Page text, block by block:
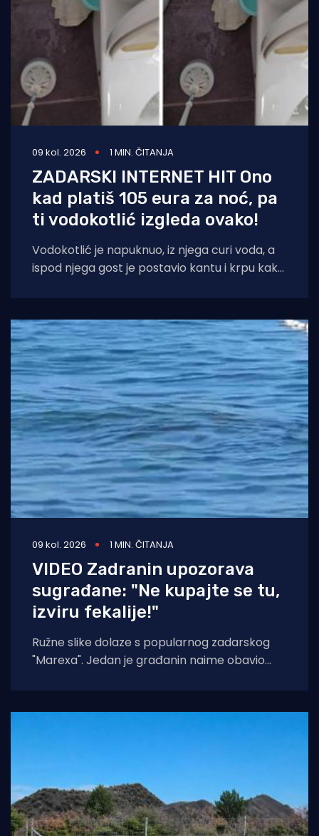
09 kol. 2026 1 MIN. ČITANJA
ZADARSKI INTERNET HIT Ono
kad platiš 105 eura za noć, pa
ti vodokotlić izgleda ovako!
Vodokotlić je napuknuo, iz njega curi voda, a
ispod njega gost je postavio kantu i krpu kako
09 kol. 2026 1 MIN. ČITANJA
VIDEO Zadranin upozorava
sugrađane: "Ne kupajte se tu,
izviru fekalije!"
Ružne slike dolaze s popularnog zadarskog
"Marexa". Jedan je građanin naime obavio